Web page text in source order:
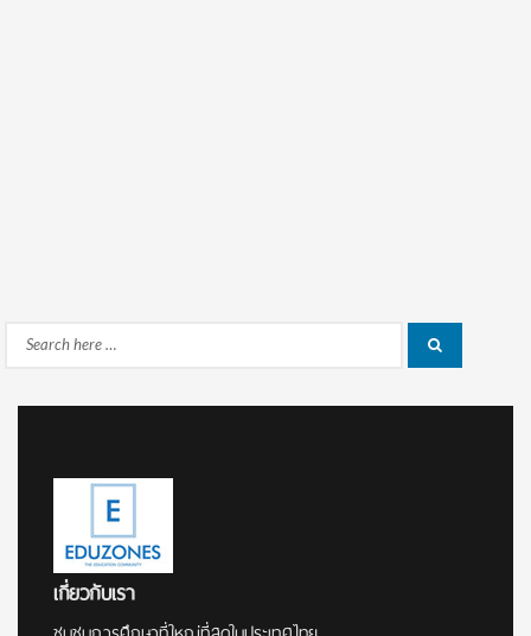
Search
เกี่ยวกับเรา